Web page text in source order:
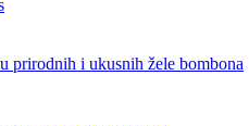
prirodnih i ukusnih žele bombona